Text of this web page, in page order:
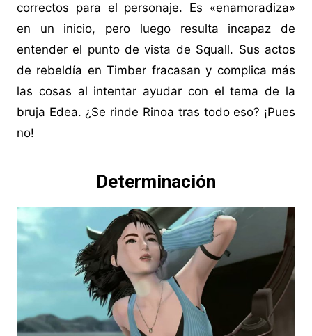
correctos para el personaje. Es «enamoradiza»
en un inicio, pero luego resulta incapaz de
entender el punto de vista de Squall. Sus actos
de rebeldía en Timber fracasan y complica más
las cosas al intentar ayudar con el tema de la
bruja Edea. ¿Se rinde Rinoa tras todo eso? ¡Pues
no!
Determinación